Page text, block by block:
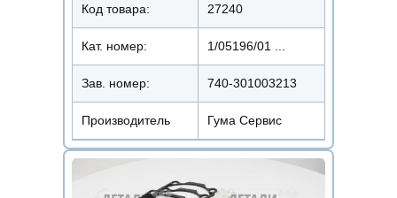
Код товара: 27240
Кат. номер: 1/05196/01 ...
Зав. номер: 740-301003213
Производитель Гума Сервис